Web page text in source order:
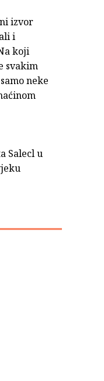
izvor
i
koji
svakim
neke
Salecl u